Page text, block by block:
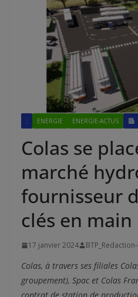
: ENERGIE ENERGIE-ACTUS
Colas se
marché
fournisseur
clés en main
17 janvier 2024
Colas, à travers ses filiales
groupement), Spac et Colas